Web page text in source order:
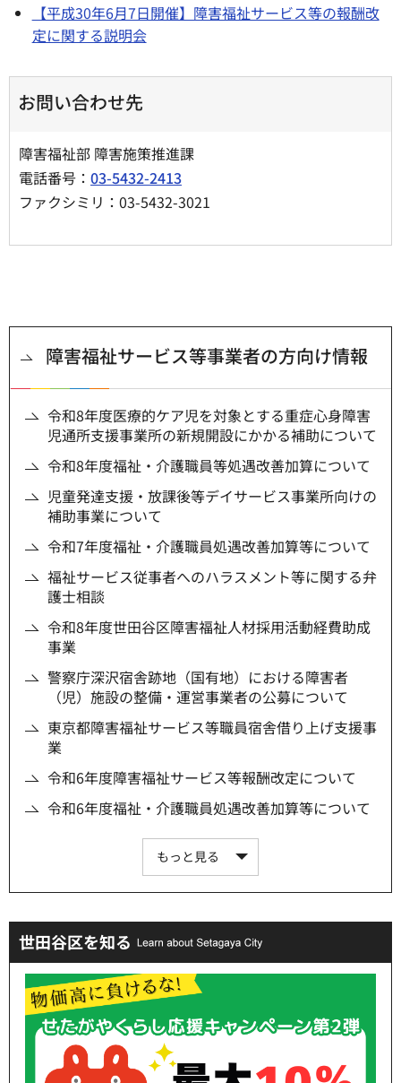
【平成30年6月7日開催】障害福祉サービス等の報酬改
定に関する説明会
お問い合わせ先
障害福祉部 障害施策推進課
電話番号： 03-5432-2413
ファクシミリ：03-5432-3021
障害福祉サービス等事業者の方向け情報
令和8年度医療的ケア児を対象とする重症心身障害
児通所支援事業所の新規開設にかかる補助について
令和8年度福祉・介護職員等処遇改善加算について
児童発達支援・放課後等デイサービス事業所向けの
補助事業について
令和7年度福祉・介護職員処遇改善加算等について
福祉サービス従事者へのハラスメント等に関する弁
護士相談
令和8年度世田谷区障害福祉人材採用活動経費助成
事業
警察庁深沢宿舎跡地（国有地）における障害者
（児）施設の整備・運営事業者の公募について
東京都障害福祉サービス等職員宿舎借り上げ支援事
業
令和6年度障害福祉サービス等報酬改定について
令和6年度福祉・介護職員処遇改善加算等について
もっと見る
世田谷区を知る